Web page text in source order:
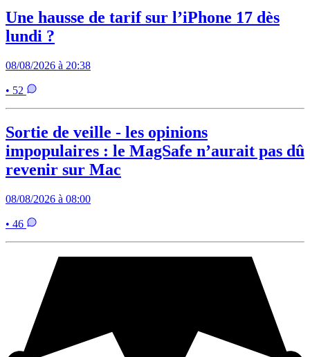
Une hausse de tarif sur l’iPhone 17 dès
lundi ?
08/08/2026 à 20:38
• 52
Sortie de veille - les opinions
impopulaires : le MagSafe n’aurait pas dû
revenir sur Mac
08/08/2026 à 08:00
• 46